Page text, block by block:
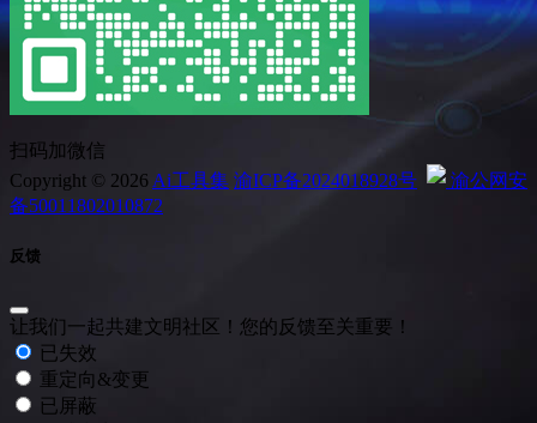
扫码加微信
Copyright © 2026 Ai工具集 渝ICP备2024018928号
渝公网安
备50011802010872
反馈
让我们一起共建文明社区！您的反馈至关重要！
已失效
重定向&变更
已屏蔽